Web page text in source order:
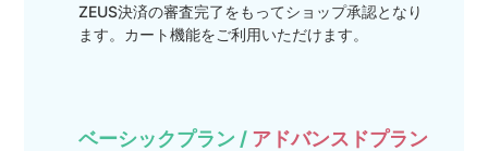
ZEUS決済の審査完了をもってショップ承認となり
ます。カート機能をご利用いただけます。
ベーシックプラン / アドバンスドプラン